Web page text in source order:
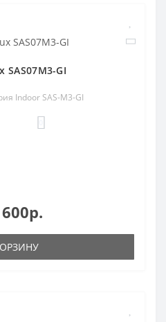
SAS07M3-GI
Indoor SAS-M3-GI